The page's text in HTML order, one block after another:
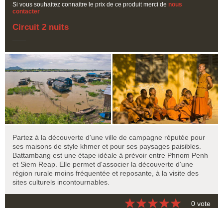
Si vous souhaitez connaitre le prix de ce produit merci de nous
contacter
Circuit 2 nuits
Partez à la découverte d'une ville de campagne réputée pour
ses maisons de style khmer et pour ses paysages paisibles.
Battambang est une étape idéale à prévoir entre Phnom Penh
et Siem Reap. Elle permet d'associer la découverte d'une
région rurale moins fréquentée et reposante, à la visite des
sites culturels incontournables.
0 vote